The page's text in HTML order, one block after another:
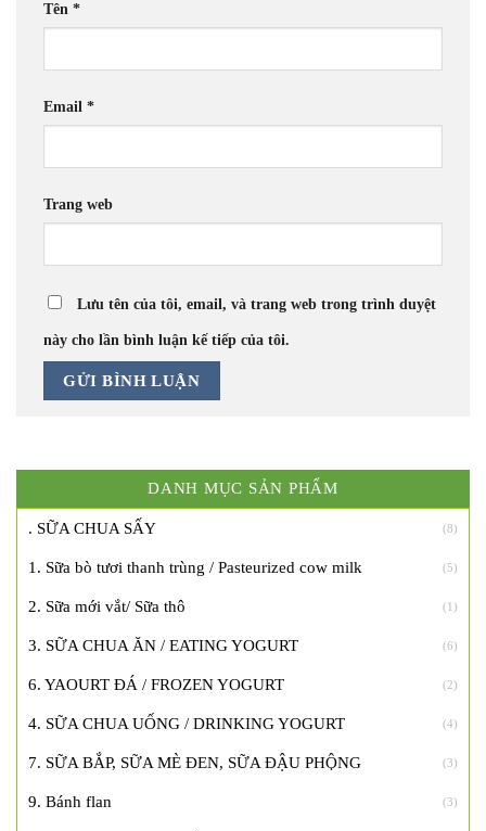
Tên *
Email *
Trang web
Lưu tên của tôi, email, và trang web trong trình duyệt
này cho lần bình luận kế tiếp của tôi.
DANH MỤC SẢN PHẨM
. SỮA CHUA SẤY (8)
1. Sữa bò tươi thanh trùng / Pasteurized cow milk (5)
2. Sữa mới vắt/ Sữa thô (1)
3. SỮA CHUA ĂN / EATING YOGURT (6)
6. YAOURT ĐÁ / FROZEN YOGURT (2)
4. SỮA CHUA UỐNG / DRINKING YOGURT (4)
7. SỮA BẮP, SỮA MÈ ĐEN, SỮA ĐẬU PHỘNG (3)
9. Bánh flan (3)